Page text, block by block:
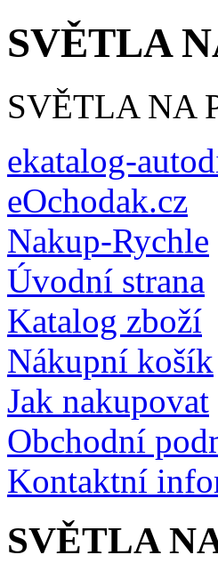
SVĚTLA
SVĚTLA NA
ekatalog-
eOchodak.cz
Nakup-Rychle
Úvodní strana
Katalog zboží
Nákupní košík
Jak nakupovat
Obchodní
Kontaktní
SVĚTLA